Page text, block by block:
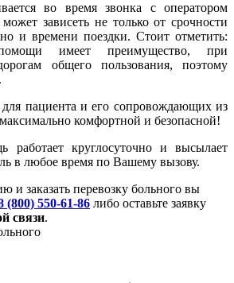
во время звонка с оператором
зависеть не только от срочности
и времени поездки. Стоит отметить:
имеет преимущество, при
общего пользования, поэтому
пациента и его сопровождающих из
комфортной и безопасной!
работает круглосуточно и высылает
в любое время по Вашему вызову.
и заказать перевозку больного вы
(800) 550-61-86 либо оставьте заявку
связи.